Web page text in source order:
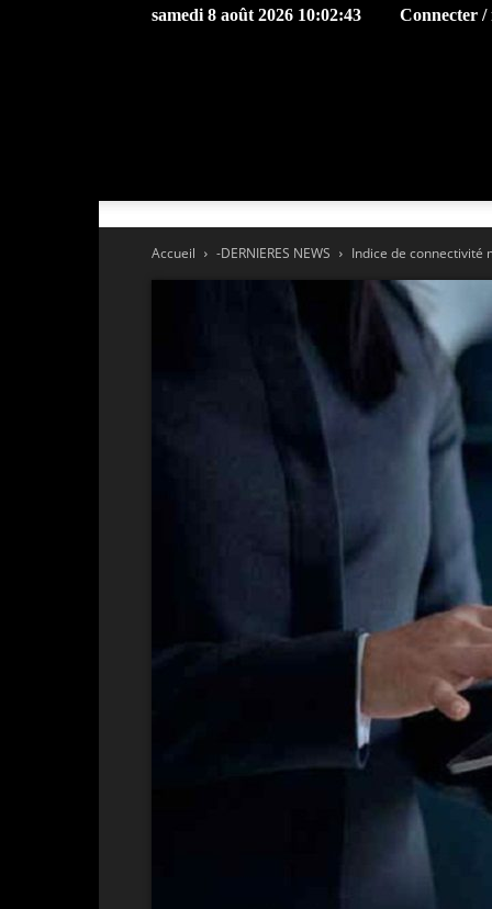
samedi 8 août 2026 10:02:43 Connecter
Accueil -DERNIERES NEWS Indice de connectivité